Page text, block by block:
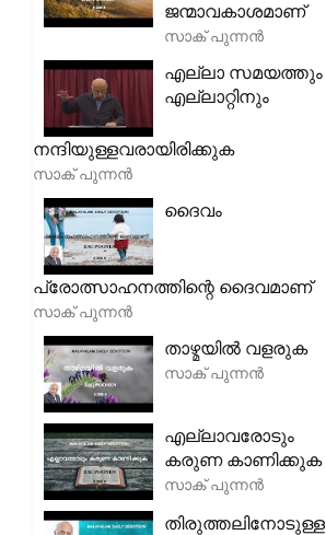
ജന്മാവകാശമാണ്
സാക് പുന്നൻ
എല്ലാ സമയത്തും
എല്ലാറ്റിനും
നന്ദിയുള്ളവരായിരിക്കുക
സാക് പുന്നൻ
ദൈവം
പ്രോത്സാഹനത്തിന്റെ ദൈവമാണ്
സാക് പുന്നൻ
താഴ്മയിൽ വളരുക
സാക് പുന്നൻ
എല്ലാവരോടും
കരുണ കാണിക്കുക
സാക് പുന്നൻ
തിരുത്തലിനോടുള്ള